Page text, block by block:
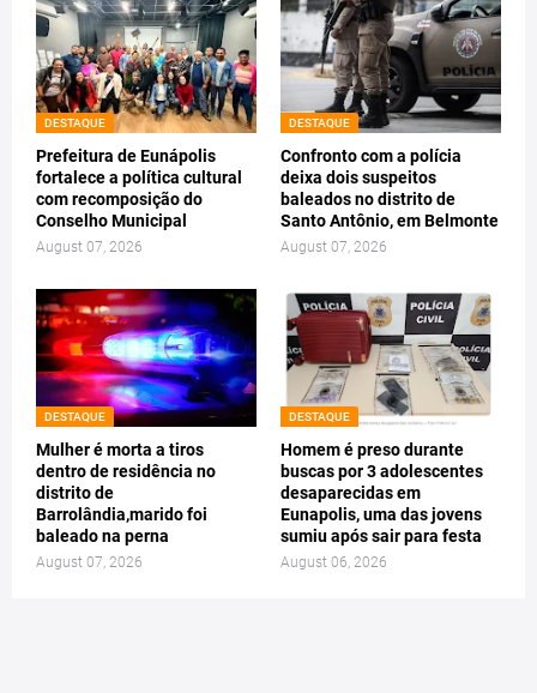
DESTAQUE
Prefeitura de Eunápolis
fortalece a política cultural
com recomposição do
Conselho Municipal
August 07, 2026
DESTAQUE
Confronto com a polícia
deixa dois suspeitos
baleados no distrito de
Santo Antônio, em Belmonte
August 07, 2026
DESTAQUE
Mulher é morta a tiros
dentro de residência no
distrito de
Barrolândia,marido foi
baleado na perna
August 07, 2026
DESTAQUE
Homem é preso durante
buscas por 3 adolescentes
desaparecidas em
Eunapolis, uma das jovens
sumiu após sair para festa
August 06, 2026